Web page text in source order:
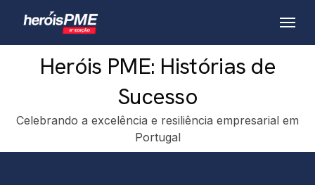
main
Menu
Heróis PME: Histórias de
Sucesso
Celebrando a excelência e resiliência empresarial em
Portugal